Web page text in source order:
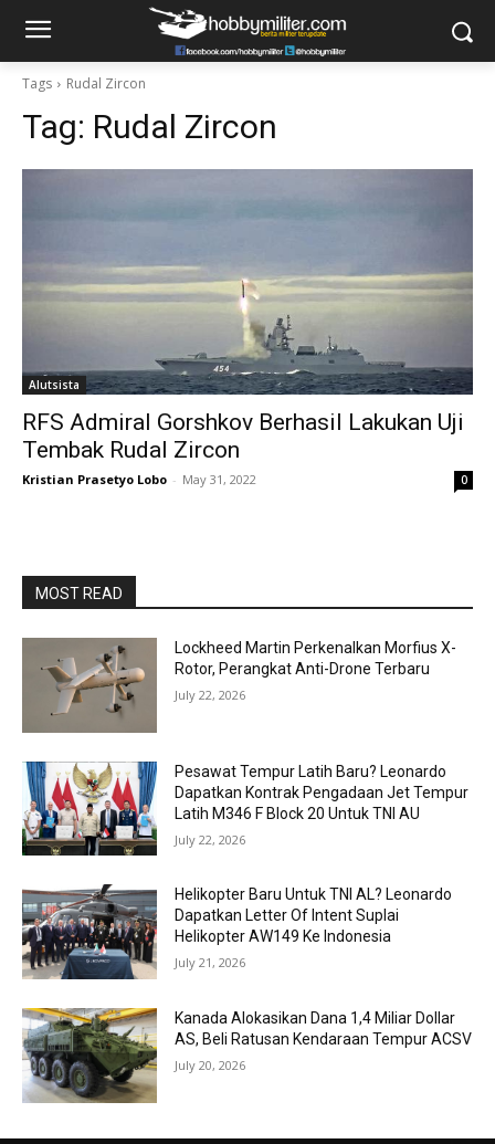
Tags Rudal Zircon
Tag: Rudal Zircon
Alutsista
RFS Admiral Gorshkov Berhasil Lakukan Uji
Tembak Rudal Zircon
Kristian Prasetyo Lobo - May 31, 2022 0
MOST READ
Lockheed Martin Perkenalkan Morfius X-
Rotor, Perangkat Anti-Drone Terbaru
July 22, 2026
Pesawat Tempur Latih Baru? Leonardo
Dapatkan Kontrak Pengadaan Jet Tempur
Latih M346 F Block 20 Untuk TNI AU
July 22, 2026
Helikopter Baru Untuk TNI AL? Leonardo
Dapatkan Letter Of Intent Suplai
Helikopter AW149 Ke Indonesia
July 21, 2026
Kanada Alokasikan Dana 1,4 Miliar Dollar
AS, Beli Ratusan Kendaraan Tempur ACSV
July 20, 2026